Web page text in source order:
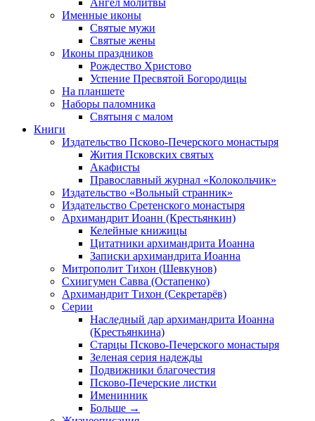
Ангел молитвы
Именные иконы
Святые мужи
Святые жены
Иконы праздников
Рождество Христово
Успение Пресвятой Богородицы
На планшете
Наборы паломника
Святыня с малом
Книги
Издательство Псково-Печерского монастыря
Жития Псковских святых
Акафисты
Православный журнал «Колокольчик»
Издательство «Вольный странник»
Издательство Сретенского монастыря
Архимандрит Иоанн (Крестьянкин)
Келейные книжицы
Цитатники архимандрита Иоанна
Записки архимандрита Иоанна
Митрополит Тихон (Шевкунов)
Схиигумен Савва (Остапенко)
Архимандрит Тихон (Секретарёв)
Серии
Наследный дар архимандрита Иоанна
(Крестьянкина)
Старцы Псково-Печерского монастыря
Зеленая серия надежды
Подвижники благочестия
Псково-Печерские листки
Именинник
Больше →